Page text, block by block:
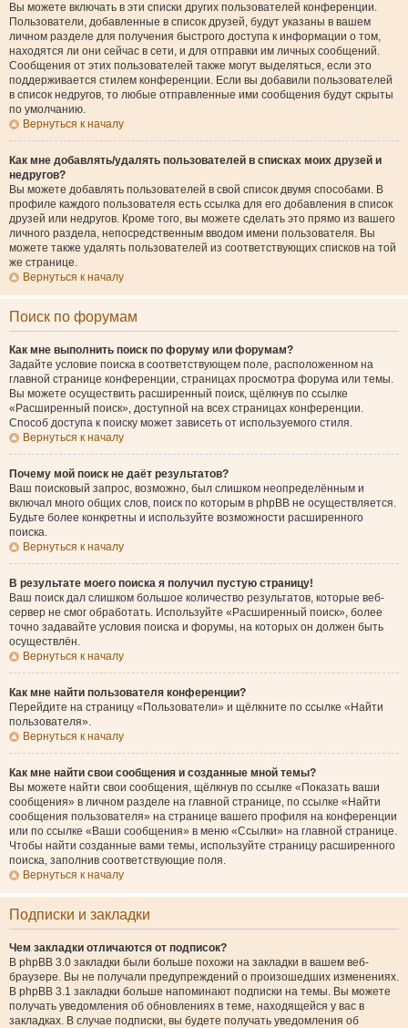
Вы можете включать в эти списки других пользователей конференции.
Пользователи, добавленные в список друзей, будут указаны в вашем
личном разделе для получения быстрого доступа к информации о том,
находятся ли они сейчас в сети, и для отправки им личных сообщений.
Сообщения от этих пользователей также могут выделяться, если это
поддерживается стилем конференции. Если вы добавили пользователей
в список недругов, то любые отправленные ими сообщения будут скрыты
по умолчанию.
Вернуться к началу
Как мне добавлять/удалять пользователей в списках моих друзей и
недругов?
Вы можете добавлять пользователей в свой список двумя способами. В
профиле каждого пользователя есть ссылка для его добавления в список
друзей или недругов. Кроме того, вы можете сделать это прямо из вашего
личного раздела, непосредственным вводом имени пользователя. Вы
можете также удалять пользователей из соответствующих списков на той
же странице.
Вернуться к началу
Поиск по форумам
Как мне выполнить поиск по форуму или форумам?
Задайте условие поиска в соответствующем поле, расположенном на
главной странице конференции, страницах просмотра форума или темы.
Вы можете осуществить расширенный поиск, щёлкнув по ссылке
«Расширенный поиск», доступной на всех страницах конференции.
Способ доступа к поиску может зависеть от используемого стиля.
Вернуться к началу
Почему мой поиск не даёт результатов?
Ваш поисковый запрос, возможно, был слишком неопределённым и
включал много общих слов, поиск по которым в phpBB не осуществляется.
Будьте более конкретны и используйте возможности расширенного
поиска.
Вернуться к началу
В результате моего поиска я получил пустую страницу!
Ваш поиск дал слишком большое количество результатов, которые веб-
сервер не смог обработать. Используйте «Расширенный поиск», более
точно задавайте условия поиска и форумы, на которых он должен быть
осуществлён.
Вернуться к началу
Как мне найти пользователя конференции?
Перейдите на страницу «Пользователи» и щёлкните по ссылке «Найти
пользователя».
Вернуться к началу
Как мне найти свои сообщения и созданные мной темы?
Вы можете найти свои сообщения, щёлкнув по ссылке «Показать ваши
сообщения» в личном разделе на главной странице, по ссылке «Найти
сообщения пользователя» на странице вашего профиля на конференции
или по ссылке «Ваши сообщения» в меню «Ссылки» на главной странице.
Чтобы найти созданные вами темы, используйте страницу расширенного
поиска, заполнив соответствующие поля.
Вернуться к началу
Подписки и закладки
Чем закладки отличаются от подписок?
В phpBB 3.0 закладки были больше похожи на закладки в вашем веб-
браузере. Вы не получали предупреждений о произошедших изменениях.
В phpBB 3.1 закладки больше напоминают подписки на темы. Вы можете
получать уведомления об обновлениях в теме, находящейся у вас в
закладках. В случае подписки, вы будете получать уведомления об